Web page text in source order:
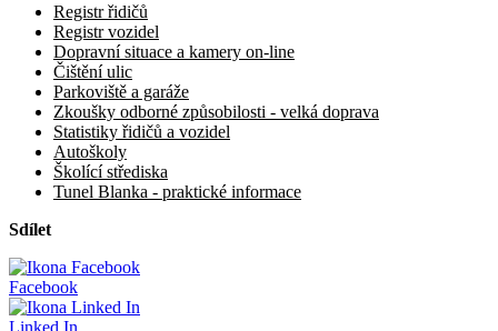
Registr řidičů
Registr vozidel
Dopravní situace a kamery on-line
Čištění ulic
Parkoviště a garáže
Zkoušky odborné způsobilosti - velká doprava
Statistiky řidičů a vozidel
Autoškoly
Školící střediska
Tunel Blanka - praktické informace
Sdílet
Facebook
Linked In